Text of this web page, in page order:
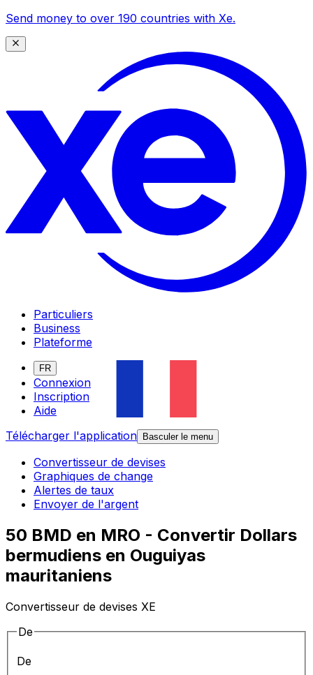
Send money to over 190 countries with Xe.
Particuliers
Business
Plateforme
FR
Connexion
Inscription
Aide
Télécharger l'application
Basculer le menu
Convertisseur de devises
Graphiques de change
Alertes de taux
Envoyer de l'argent
50 BMD en MRO - Convertir Dollars
bermudiens en Ouguiyas
mauritaniens
Convertisseur de devises XE
De
De